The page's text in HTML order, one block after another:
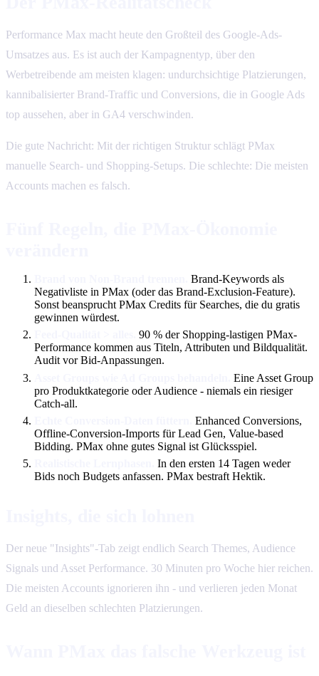
Performance Max macht heute den Großteil des Google-Ads-
Umsatzes aus. Es ist auch der Kampagnentyp, über den
Werbetreibende am meisten klagen: undurchsichtige Platzierungen,
kannibalisierter Brand-Traffic und Conversions, die in Google Ads
top aussehen, aber in GA4 verschwinden.
Die gute Nachricht: Mit der richtigen Struktur schlägt PMax
manuelle Search- und Shopping-Setups. Die schlechte: Die meisten
Accounts machen es falsch.
Brand-Keywords als
Negativliste in PMax (oder das Brand-Exclusion-Feature).
Sonst beansprucht PMax Credits für Searches, die du gratis
gewinnen würdest.
90 % der Shopping-lastigen PMax-
Performance kommen aus Titeln, Attributen und Bildqualität.
Audit vor Bid-Anpassungen.
Eine Asset Group
pro Produktkategorie oder Audience - niemals ein riesiger
Catch-all.
Enhanced Conversions,
Offline-Conversion-Imports für Lead Gen, Value-based
Bidding. PMax ohne gutes Signal ist Glücksspiel.
In den ersten 14 Tagen weder
Bids noch Budgets anfassen. PMax bestraft Hektik.
Der neue "Insights"-Tab zeigt endlich Search Themes, Audience
Signals und Asset Performance. 30 Minuten pro Woche hier reichen.
Die meisten Accounts ignorieren ihn - und verlieren jeden Monat
Geld an dieselben schlechten Platzierungen.